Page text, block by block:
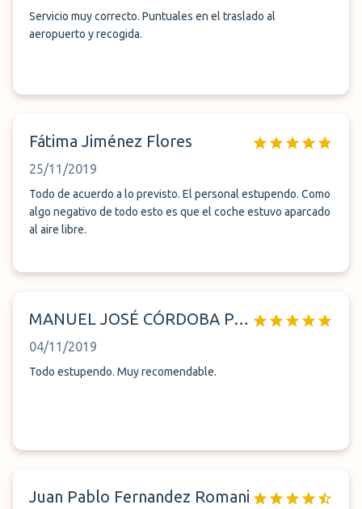
Servicio muy correcto. Puntuales en el traslado al
aeropuerto y recogida.
Fátima Jiménez Flores
25/11/2019
Todo de acuerdo a lo previsto. El personal estupendo. Como
algo negativo de todo esto es que el coche estuvo aparcado
al aire libre.
MANUEL JOSÉ CÓRDOBA PARREÑO
04/11/2019
Todo estupendo. Muy recomendable.
Juan Pablo Fernandez Romani